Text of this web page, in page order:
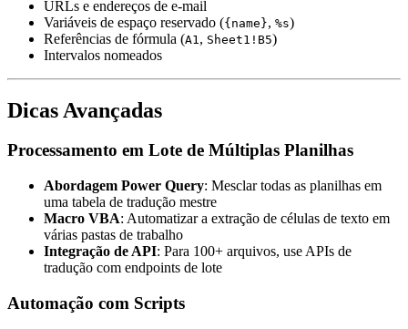
URLs e endereços de e-mail
Variáveis de espaço reservado ({name}, %s)
Referências de fórmula (A1 , Sheet1!B5)
Intervalos nomeados
Dicas Avançadas
Processamento em Lote de Múltiplas Planilhas
Abordagem Power Query: Mesclar todas as planilhas em
uma tabela de tradução mestre
Macro VBA: Automatizar a extração de células de texto em
várias pastas de trabalho
Integração de API: Para 100+ arquivos, use APIs de
tradução com endpoints de lote
Automação com Scripts